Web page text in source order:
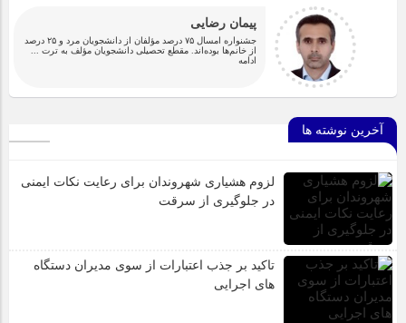
پیمان رضایی
جشنواره امسال ۷۵ درصد مؤلفان از دانشجویان مرد و ۲۵ درصد
از خانم‌ها بوده‌اند. مقطع تحصیلی دانشجویان مؤلف به ترت
ادامه
آخرین نوشته ها
لزوم هشیاری شهروندان برای رعایت نکات ایمنی
در جلوگیری از سرقت
تاکید بر جذب اعتبارات از سوی مدیران دستگاه
های اجرایی